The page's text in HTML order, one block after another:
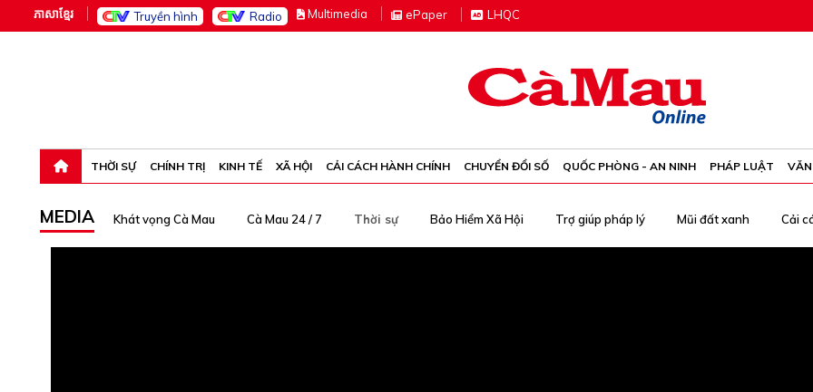
ភាសាខ្មែរ Truyền hình Radio Multimedia ePaper LHQC
THỜI SỰ CHÍNH TRỊ KINH TẾ XÃ HỘI CẢI CÁCH HÀNH CHÍNH CHUYỂN ĐỔI SỐ QUỐC PHÒNG - AN NINH PHÁP LUẬT
MEDIA Khát vọng Cà Mau Cà Mau 24 / 7 Thời sự Bảo Hiểm Xã Hội Trợ giúp pháp lý Mũi đất xanh Cải